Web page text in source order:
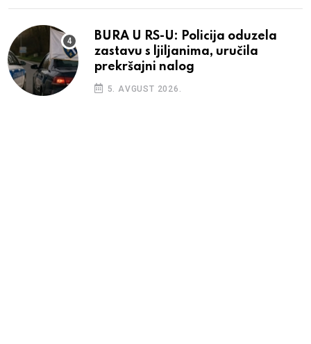
BURA U RS-U: Policija oduzela
zastavu s ljiljanima, uručila
prekršajni nalog
5. AVGUST 2026.